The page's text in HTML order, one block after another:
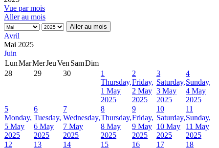
Vue par mois
Aller au mois
Aller au mois
Avril
Mai 2025
Juin
LunMarMerJeuVen SamDim
28
29 30
1
Thursday,
1 May
2025
2
Friday,
2 May
2025
3
Saturday,
3 May
2025
4
Sunday,
4 May
2025
5
Monday,
5 May
2025
6
Tuesday,
6 May
2025
7
Wednesday,
7 May
2025
8
Thursday,
8 May
2025
9
Friday,
9 May
2025
10
Saturday,
10 May
2025
11
Sunday,
11 May
2025
12
13
14
15
16
17
18